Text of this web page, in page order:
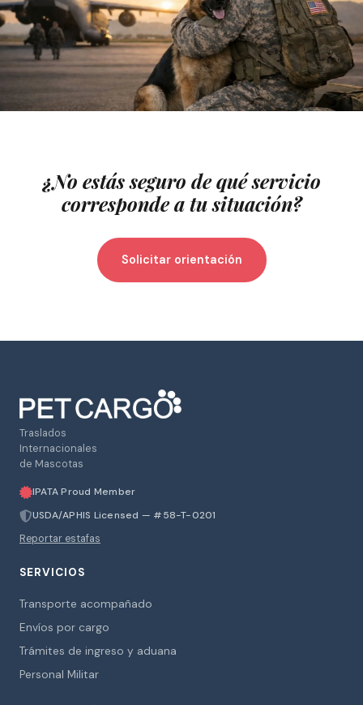
¿No estás seguro de qué servicio
corresponde a tu situación?
Solicitar orientación
Traslados
Internacionales
de Mascotas
IPATA Proud Member
USDA/APHIS Licensed — #58-T-0201
Reportar estafas
SERVICIOS
Transporte acompañado
Envíos por cargo
Trámites de ingreso y aduana
Personal Militar